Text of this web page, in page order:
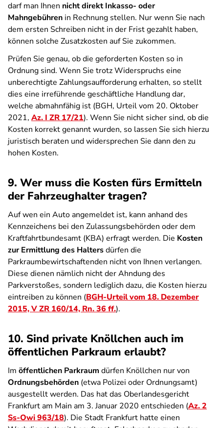
darf man Ihnen nicht direkt Inkasso- oder
Mahngebühren in Rechnung stellen. Nur wenn Sie nach
dem ersten Schreiben nicht in der Frist gezahlt haben,
können solche Zusatzkosten auf Sie zukommen.
Prüfen Sie genau, ob die geforderten Kosten so in
Ordnung sind. Wenn Sie trotz Widerspruchs eine
unberechtigte Zahlungsaufforderung erhalten, so stellt
dies eine irreführende geschäftliche Handlung dar,
welche abmahnfähig ist (BGH, Urteil vom 20. Oktober
2021, Az. I ZR 17/21). Wenn Sie nicht sicher sind, ob die
Kosten korrekt genannt wurden, so lassen Sie sich hierzu
juristisch beraten und widersprechen Sie dann den zu
hohen Kosten.
9. Wer muss die Kosten fürs Ermitteln
der Fahrzeughalter tragen?
Auf wen ein Auto angemeldet ist, kann anhand des
Kennzeichens bei den Zulassungsbehörden oder dem
Kraftfahrtbundesamt (KBA) erfragt werden. Die Kosten
zur Ermittlung des Haltersdürfen die
Parkraumbewirtschaftenden nicht von Ihnen verlangen.
Diese dienen nämlich nicht der Ahndung des
Parkverstoßes, sondern lediglich dazu, die Kosten hierzu
eintreiben zu können (BGH-Urteil vom 18. Dezember
2015, V ZR 160/14, Rn. 36 ff.).
10. Sind private Knöllchen auch im
öffentlichen Parkraum erlaubt?
Im öffentlichen Parkraum dürfen Knöllchen nur von
Ordnungsbehörden (etwa Polizei oder Ordnungsamt)
ausgestellt werden. Das hat das Oberlandesgericht
Frankfurt am Main am 3. Januar 2020 entschieden (Az. 2
Ss-Owi 963/18). Die Stadt Frankfurt hatte einen